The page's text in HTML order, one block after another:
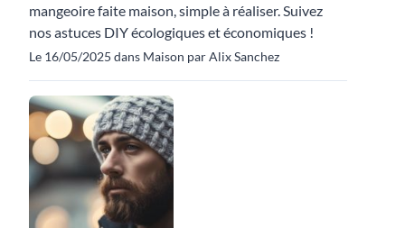
mangeoire faite maison, simple à réaliser. Suivez
nos astuces DIY écologiques et économiques !
Le 16/05/2025 dans Maison par Alix Sanchez